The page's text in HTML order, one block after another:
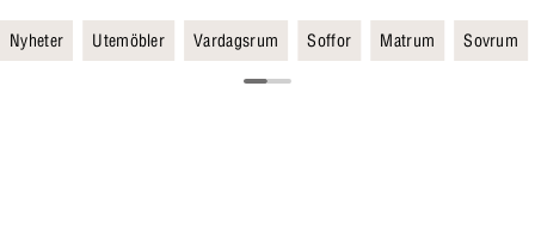
Nyheter Utemöbler Vardagsrum Soffor Matrum Sovrum